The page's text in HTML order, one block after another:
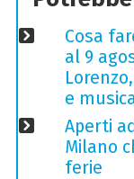
Cosa
al 9
e
Aperti
Milano
ferie